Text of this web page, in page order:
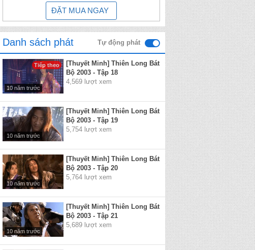
ĐẶT MUA NGAY
Danh sách phát Tự động phát
Tiếp theo
10 năm trước
[Thuyết Minh] Thiên Long Bát
Bộ 2003 - Tập 18
4,569 lượt xem
10 năm trước
[Thuyết Minh] Thiên Long Bát
Bộ 2003 - Tập 19
5,754 lượt xem
10 năm trước
[Thuyết Minh] Thiên Long Bát
Bộ 2003 - Tập 20
5,764 lượt xem
10 năm trước
[Thuyết Minh] Thiên Long Bát
Bộ 2003 - Tập 21
5,689 lượt xem